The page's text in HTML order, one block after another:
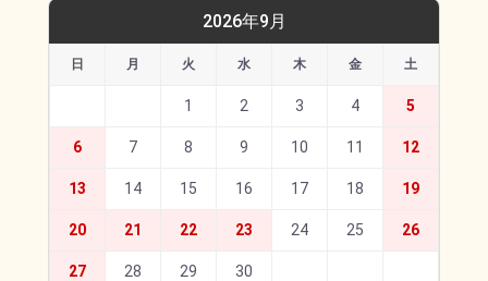
2026年9月
日 月 火 水 木 金 土
1 2 3 4 5
6 7 8 9 10 11 12
13 14 15 16 17 18 19
20 21 22 23 24 25 26
27 28 29 30